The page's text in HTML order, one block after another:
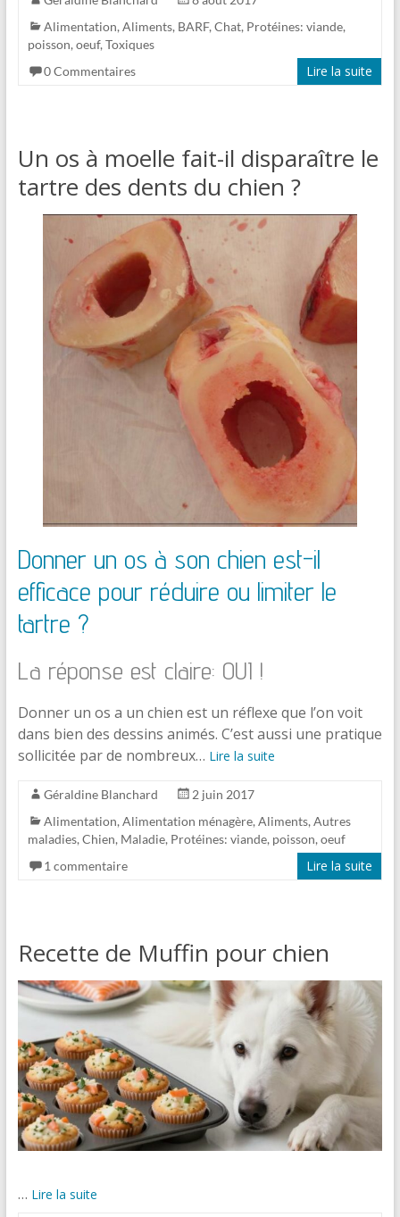
Alimentation, Aliments, BARF, Chat, Protéines: viande,
poisson, oeuf, Toxiques
0 Commentaires
Lire la suite
Un os à moelle fait-il disparaître le
tartre des dents du chien ?
Donner un os à son chien est-il
efficace pour réduire ou limiter le
tartre ?
La réponse est claire: OUI !
Donner un os a un chien est un réflexe que l’on voit
dans bien des dessins animés. C’est aussi une pratique
sollicitée par de nombreux… Lire la suite
Géraldine Blanchard
2 juin 2017
Alimentation, Alimentation ménagère, Aliments, Autres
maladies, Chien, Maladie, Protéines: viande, poisson, oeuf
1 commentaire
Lire la suite
Recette de Muffin pour chien
… Lire la suite